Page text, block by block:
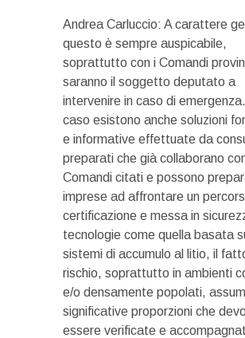
Andrea Carluccio: A carattere
questo è sempre auspicabile,
soprattutto con i Comandi
saranno il soggetto deputato a
intervenire in caso di
caso esistono anche soluzioni
e informative effettuate da
preparati che già collaborano
Comandi citati e possono
imprese ad affrontare un
certificazione e messa in
tecnologie come quella basata
sistemi di accumulo al litio, il
rischio, soprattutto in ambienti
e/o densamente popolati,
significative proporzioni che
essere verificate e